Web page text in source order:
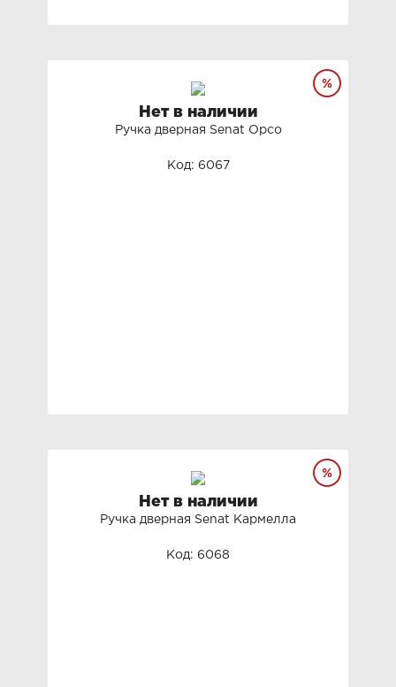
Нет в наличии
Ручка дверная Senat Орсо
Код: 6067
Нет в наличии
Ручка дверная Senat Кармелла
Код: 6068